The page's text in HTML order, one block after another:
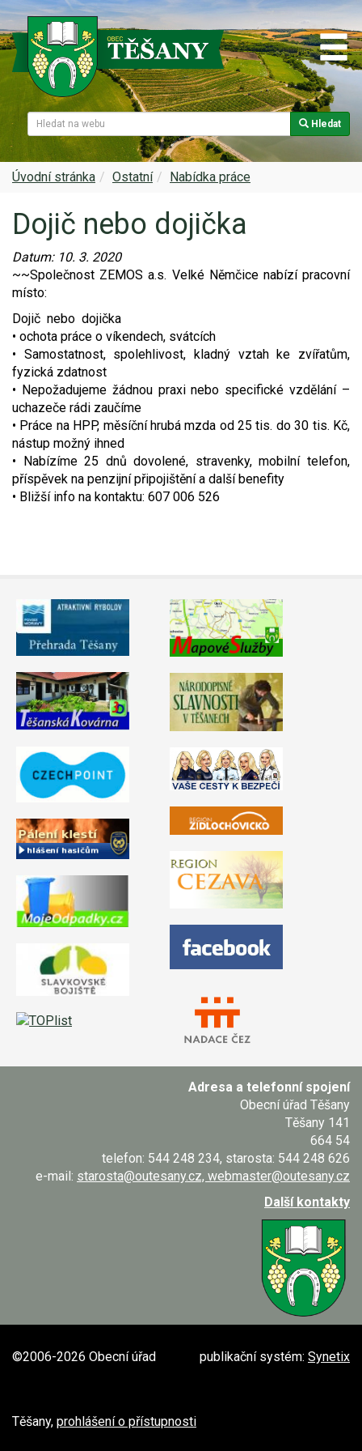
Hledat
Úvodní stránka Ostatní Nabídka práce
Dojič nebo dojička
Datum: 10. 3. 2020
~~Společnost ZEMOS a.s. Velké Němčice nabízí pracovní
místo:
Dojič nebo dojička
• ochota práce o víkendech, svátcích
• Samostatnost, spolehlivost, kladný vztah ke zvířatům,
fyzická zdatnost
• Nepožadujeme žádnou praxi nebo specifické vzdělání –
uchazeče rádi zaučíme
• Práce na HPP, měsíční hrubá mzda od 25 tis. do 30 tis. Kč,
nástup možný ihned
• Nabízíme 25 dnů dovolené, stravenky, mobilní telefon,
příspěvek na penzijní připojištění a další benefity
• Bližší info na kontaktu: 607 006 526
Adresa a telefonní spojení
Obecní úřad Těšany
Těšany 141
664 54
telefon: 544 248 234, starosta: 544 248 626
e-mail: starosta@outesany.cz, webmaster@outesany.cz
Další kontakty
publikační systém: Synetix
©2006-2026 Obecní úřad
Těšany, prohlášení o přístupnosti
Naše obec
Z historie
Památky v Těšanech
Zajímavosti v obci
Znak a prapor obce
Virtuální prohlídka
Video - průlet dronem
Naše koně
Úřední deska
Samospráva
Dokumenty obce
Projekty
Matrika
Hlášení rozhlasu
Poruchy, omezení
Mapové služby
Kontakty a info
Zpravodaj
Spolky a sdružení
Kultura
Obecní knihovna
Srub
Sport
Ohlédnutí za lety 2015-2019
Okolní obce
Škola
Farnost
Služby, firmy
Zdravotní služby
Foto, video
Rezervační systém obce
Nabídka práce
Smuteční oznámení
Odkazy